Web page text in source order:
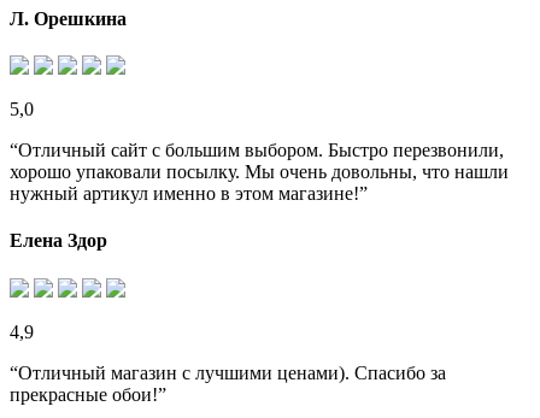
Л. Орешкина
5,0
“Отличный сайт с большим выбором. Быстро перезвонили,
хорошо упаковали посылку. Мы очень довольны, что нашли
нужный артикул именно в этом магазине!”
Елена Здор
4,9
“Отличный магазин с лучшими ценами). Спасибо за
прекрасные обои!”